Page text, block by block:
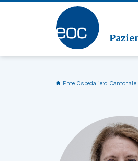
Vai alla sezione
Ente Ospedaliero Cantonale